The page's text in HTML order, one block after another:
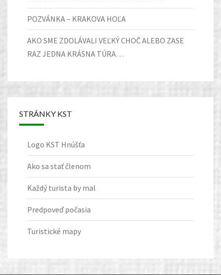
POZVÁNKA – KRAKOVA HOĽA
AKO SME ZDOLÁVALI VEĽKÝ CHOČ ALEBO ZASE
RAZ JEDNA KRÁSNA TÚRA…
STRÁNKY KST
Logo KST Hnúšťa
Ako sa stať členom
Každý turista by mal
Predpoveď počasia
Turistické mapy